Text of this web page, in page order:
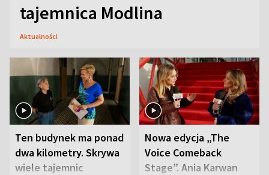
tajemnica Modlina
Aktualności
Ten budynek ma ponad
dwa kilometry. Skrywa
wiele tajemnic
Nowa edycja „The
Voice Comeback
Stage”. Ania Karwan